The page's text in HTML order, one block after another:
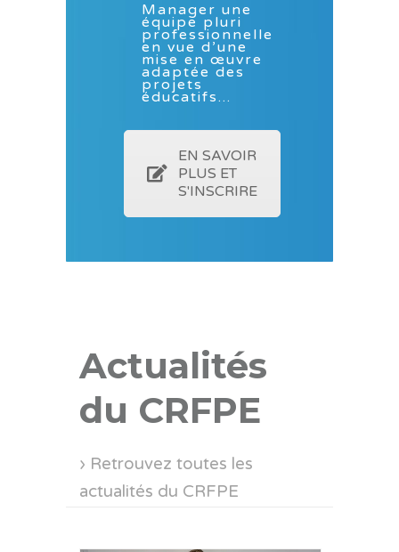
Manager une
équipe pluri
professionnelle
en vue d’une
mise en œuvre
adaptée des
projets
éducatifs...
EN SAVOIR
PLUS ET
S'INSCRIRE
Actualités
du CRFPE
› Retrouvez toutes les
actualités du CRFPE